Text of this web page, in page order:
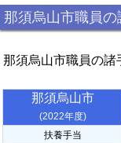
那須烏山市職員の
那須烏山市職員の諸
那須烏山市
(2022年度)
扶養手当